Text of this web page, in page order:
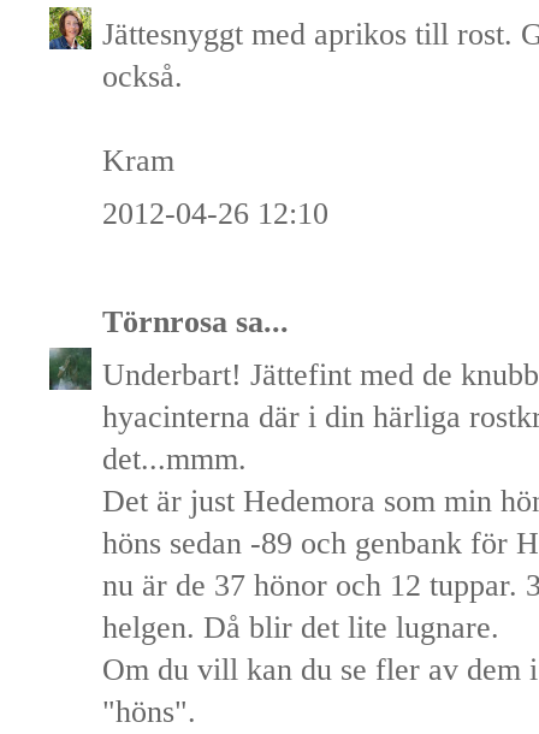
Jättesnyggt med aprikos till rost.
också.
Kram
2012-04-26 12:10
Törnrosa sa...
Underbart! Jättefint med de
hyacinterna där i din härliga
det...mmm.
Det är just Hedemora som min
höns sedan -89 och genbank för
nu är de 37 hönor och 12 tuppar.
helgen. Då blir det lite lugnare.
Om du vill kan du se fler av dem
"höns".